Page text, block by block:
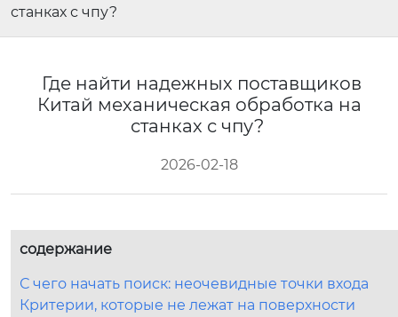
станках с чпу?
Где найти надежных поставщиков
Китай механическая обработка на
станках с чпу?
2026-02-18
содержание
С чего начать поиск: неочевидные точки входа
Критерии, которые не лежат на поверхности